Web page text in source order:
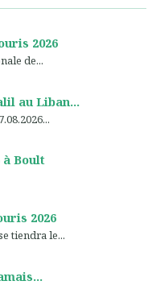
2026
de...
au Liban...
à Boult
2026
tiendra le...